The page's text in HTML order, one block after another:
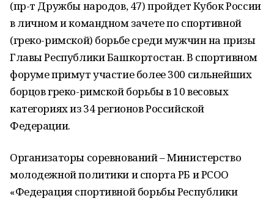
(пр-т Дружбы народов, 47) пройдет Кубок России
в личном и командном зачете по спортивной
(греко-римской) борьбе среди мужчин на призы
Главы Республики Башкортостан. В спортивном
форуме примут участие более 300 сильнейших
борцов греко-римской борьбы в 10 весовых
категориях из 34 регионов Российской
Федерации.
Организаторы соревнований – Министерство
молодежной политики и спорта РБ и РСОО
«Федерация спортивной борьбы Республики